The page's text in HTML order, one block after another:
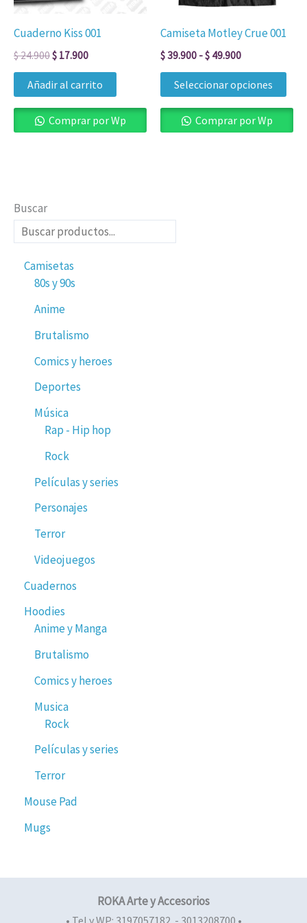
Buscar
Camisetas
80s y 90s
Anime
Brutalismo
Comics y heroes
Deportes
Música
Rap - Hip hop
Rock
Películas y series
Personajes
Terror
Videojuegos
Cuadernos
Hoodies
Anime y Manga
Brutalismo
Comics y heroes
Musica
Rock
Películas y series
Terror
Mouse Pad
Mugs
Cuaderno Kiss 001
$24.900$ 17.900
Añadir al carrito
Comprar por Wp
Camiseta Motley Crue 001
$39.900 -$ 49.900
Seleccionar opciones
la
Comprar por Wp
ROKA Arte y Accesorios
• Tel y WP: 3197057182 - 3013208700 •